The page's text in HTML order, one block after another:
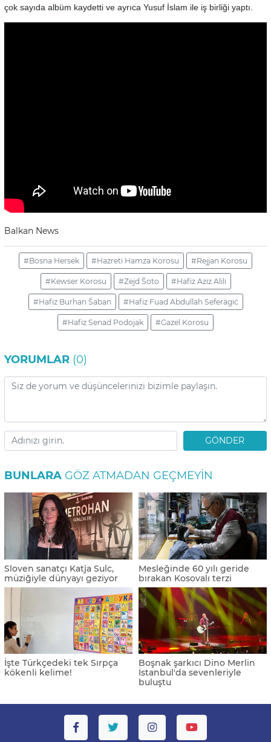
çok sayıda albüm kaydetti ve ayrıca Yusuf İslam ile iş birliği yaptı.
Balkan News
#Bosna Hersek #Hazreti Hamza Korosu #Rejjan Korosu
#Kewser Korosu #Zejd Šoto #Hafiz Aziz Alili
#Hafiz Burhan Šaban #Hafiz Fuad Abdullah Seferagić
#Hafiz Senad Podojak #Gazel Korosu
YORUMLAR (0)
GÖNDER
BUNLARA GÖZ ATMADAN GEÇMEYIN
Sloven sanatçı Katja Sulc,
müziğiyle dünyayı geziyor
Mesleğinde 60 yılı geride
bırakan Kosovalı terzi
İşte Türkçedeki tek Sırpça
kökenli kelime!
Boşnak şarkıcı Dino Merlin
İstanbul'da sevenleriyle
buluştu